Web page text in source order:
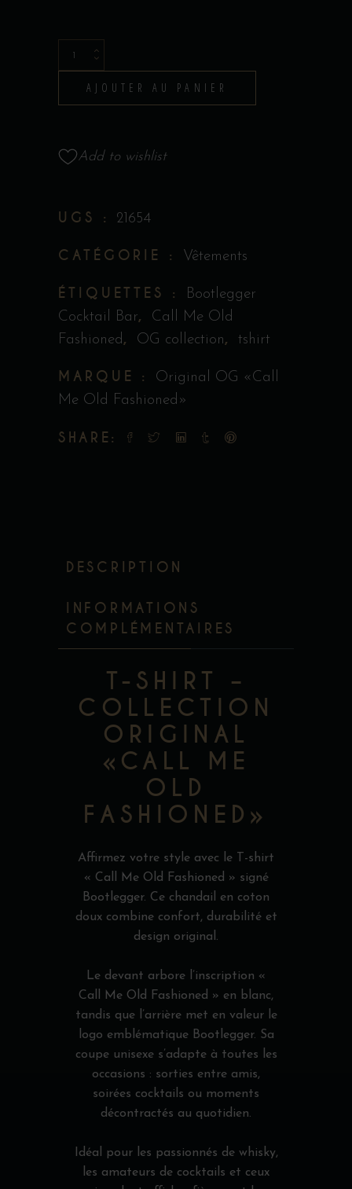
Shirt
«Call
Old
quantity
AJOUTER AU PANIER
Add to wishlist
UGS : 21654
CATÉGORIE : Vêtements
ÉTIQUETTES :
Bootlegger
Cocktail Bar,
Call Me Old
Fashioned, OG collection, tshirt
MARQUE :
Original OG «Call
Me Old Fashioned»
SHARE:
DESCRIPTION
INFORMATIONS
COMPLÉMENTAIRES
T-SHIRT –
COLLECTION
ORIGINAL
«CALL ME
OLD
FASHIONED»
Affirmez votre style avec le T-shirt
« Call Me Old Fashioned » signé
Bootlegger. Ce chandail en coton
doux combine confort, durabilité et
design original.
Le devant arbore l’inscription «
Call Me Old Fashioned » en blanc,
tandis que l’arrière met en valeur le
logo emblématique Bootlegger. Sa
coupe unisexe s’adapte à toutes les
occasions : sorties entre amis,
soirées cocktails ou moments
décontractés au quotidien.
Idéal pour les passionnés de whisky,
les amateurs de cocktails et ceux